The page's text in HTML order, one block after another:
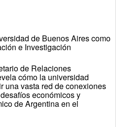
de Buenos Aires como
e Investigación
de Relaciones
cómo la universidad
una vasta red de conexiones
económicos y
de Argentina en el